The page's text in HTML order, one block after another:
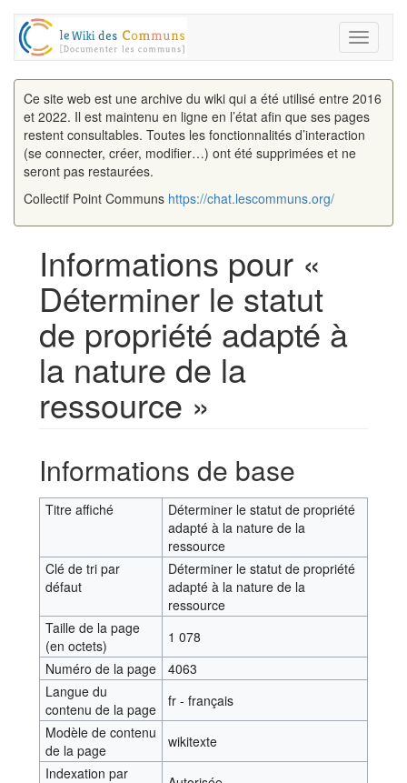
Toggle
Ce site web est une archive du wiki qui a été utilisé entre 2016
et 2022. Il est maintenu en ligne en l’état afin que ses pages
restent consultables. Toutes les fonctionnalités d’interaction
(se connecter, créer, modifier…) ont été supprimées et ne
seront pas restaurées.
Collectif Point Communs https://chat.lescommuns.org/
Informations pour «
Déterminer le statut
de propriété adapté à
la nature de la
ressource »
Informations de base
Titre affiché
Déterminer le statut de propriété
adapté à la nature de la
ressource
Clé de tri par
défaut
Déterminer le statut de propriété
adapté à la nature de la
ressource
Taille de la page
(en octets)
1 078
Numéro de la page
4063
Langue du
contenu de la page
fr - français
Modèle de contenu
de la page
wikitexte
Indexation par